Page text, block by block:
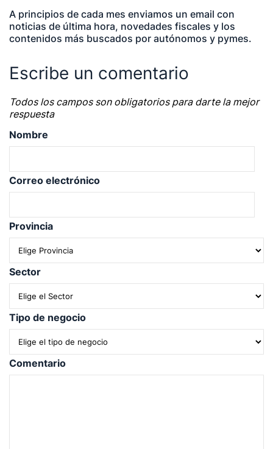
A principios de cada mes enviamos un email con
noticias de última hora, novedades fiscales y los
contenidos más buscados por autónomos y pymes.
Escribe un comentario
Todos los campos son obligatorios para darte la mejor
respuesta
Nombre
Correo electrónico
Provincia
Sector
Tipo de negocio
Comentario